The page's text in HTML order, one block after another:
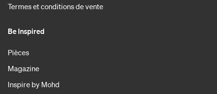
Termes et conditions de vente
Be Inspired
Pièces
Magazine
Inspire by Mohd